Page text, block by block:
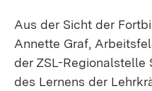
Aus der Sicht der
Annette Graf,
der ZSL-
des Lernens der